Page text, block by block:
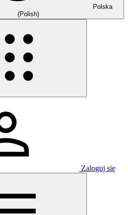
Polska
(Polish)
Zaloguj się